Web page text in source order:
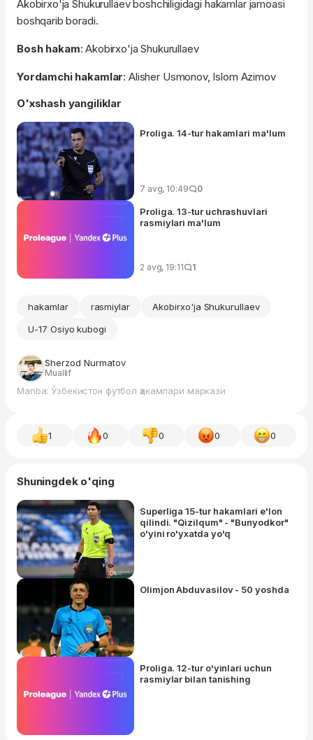
Akobirxo'ja Shukurullaev boshchiligidagi hakamlar jamoasi
boshqarib boradi.
Bosh hakam: Akobirxo'ja Shukurullaev
Yordamchi hakamlar: Alisher Usmonov, Islom Azimov
O'xshash yangiliklar
Proliga. 14-tur hakamlari ma'lum
7 avg, 10:49 0
Proliga. 13-tur uchrashuvlari
rasmiylari ma'lum
2 avg, 19:11 1
hakamlar rasmiylar
Akobirxo'ja Shukurullaev
U-17 Osiyo kubogi
Sherzod Nurmatov
Muallif
Manba: Ўзбекистон футбол ҳакамлари маркази
1 0 0 0 0
Shuningdek o'qing
Superliga 15-tur hakamlari e'lon
qilindi. "Qizilqum" - "Bunyodkor"
o'yini ro'yxatda yo'q
Olimjon Abduvasilov - 50 yoshda
Proliga. 12-tur o'yinlari uchun
rasmiylar bilan tanishing